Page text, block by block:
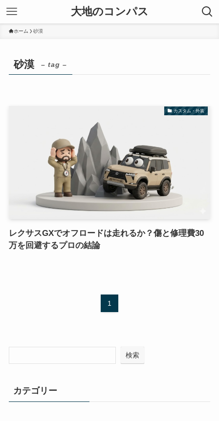
大地のコンパス
ホーム 砂漠
砂漠 – tag –
カスタム・外装
レクサスGXでオフロードは走れるか？傷と修理費30
万を回避するプロの結論
1
検索
カテゴリー